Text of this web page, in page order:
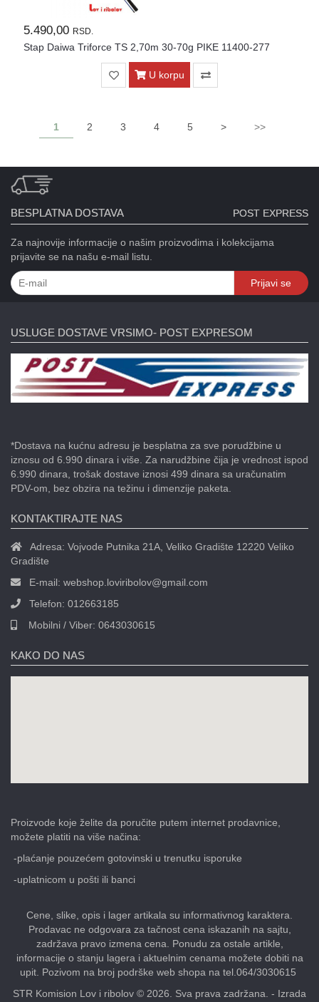
5.490,00 RSD.
Stap Daiwa Triforce TS 2,70m 30-70g PIKE 11400-277
U korpu
1 2 3 4 5 > >>
BESPLATNA DOSTAVA POST EXPRESS
Za najnovije informacije o našim proizvodima i kolekcijama
prijavite se na našu e-mail listu.
Prijavi se
USLUGE DOSTAVE VRSIMO- POST EXPRESOM
*Dostava na kućnu adresu je besplatna za sve porudžbine u
iznosu od 6.990 dinara i više. Za narudžbine čija je vrednost ispod
6.990 dinara, trošak dostave iznosi 499 dinara sa uračunatim
PDV-om, bez obzira na težinu i dimenzije paketa.
KONTAKTIRAJTE NAS
Adresa: Vojvode Putnika 21A, Veliko Gradište 12220 Veliko
Gradište
E-mail: webshop.loviribolov@gmail.com
Telefon: 012663185
Mobilni / Viber: 0643030615
KAKO DO NAS
Proizvode koje želite da poručite putem internet prodavnice,
možete platiti na više načina:
-plaćanje pouzećem gotovinski u trenutku isporuke
-uplatnicom u pošti ili banci
Cene, slike, opis i lager artikala su informativnog karaktera.
Prodavac ne odgovara za tačnost cena iskazanih na sajtu,
zadržava pravo izmena cena. Ponudu za ostale artikle,
informacije o stanju lagera i aktuelnim cenama možete dobiti na
upit. Pozivom na broj podrške web shopa na tel.064/3030615
STR Komision Lov i ribolov © 2026. Sva prava zadržana. - Izrada